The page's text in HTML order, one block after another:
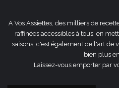
A Vos Assiettes, des milliers de
raffinées accessibles à tous, en
saisons, c'est également de l'art de
bien plus
Laissez-vous emporter par